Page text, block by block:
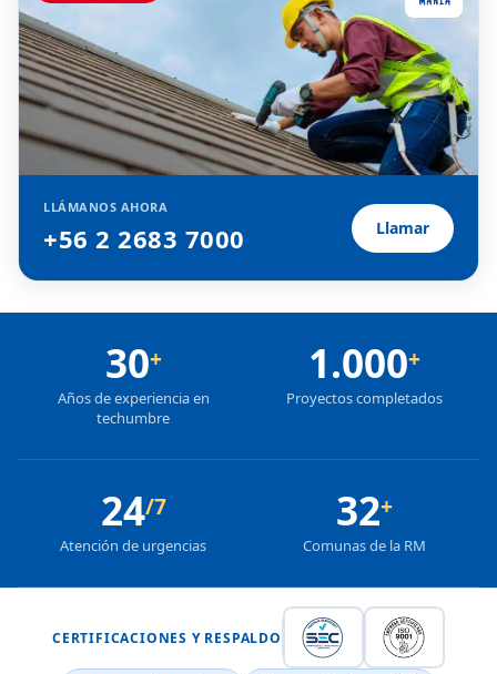
LLÁMANOS AHORA
+56 2 2683 7000 Llamar
30+
Años de experiencia en
techumbre
1.000+
Proyectos completados
24/7
Atención de urgencias
32+
Comunas de la RM
CERTIFICACIONES Y RESPALDO